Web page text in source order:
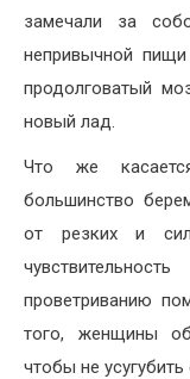
замечали за
непривычной
продолговатый
новый лад.
Что же
большинство
от резких и
проветриванию
того, женщины
чтобы не